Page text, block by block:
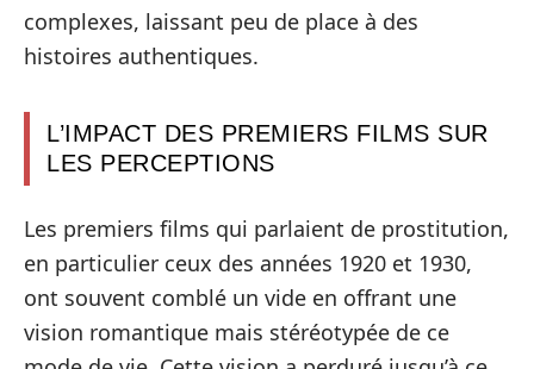
complexes, laissant peu de place à des
histoires authentiques.
L’IMPACT DES PREMIERS FILMS SUR
LES PERCEPTIONS
Les premiers films qui parlaient de prostitution,
en particulier ceux des années 1920 et 1930,
ont souvent comblé un vide en offrant une
vision romantique mais stéréotypée de ce